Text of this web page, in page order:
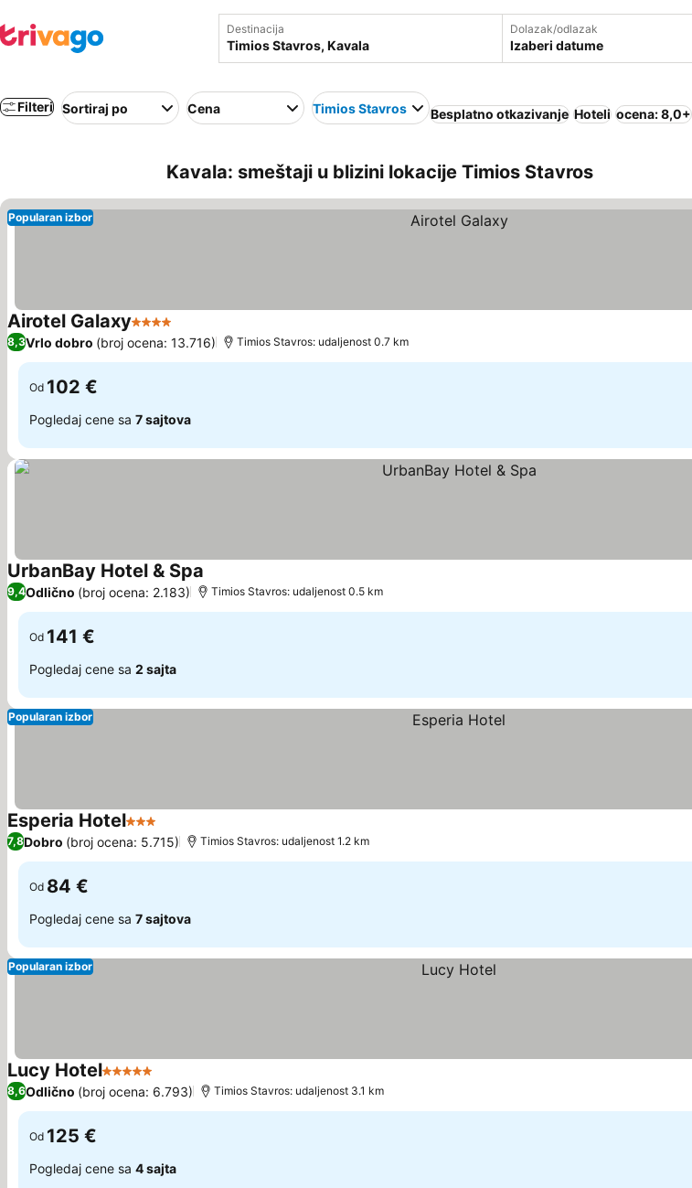
Destinacija Dolazak/odlazak
Izaberi datume
Filteri Sortiraj po Cena Τimios Stavros Besplatno otkazivanje Hoteli ocena: 8,0+
Kavala: smeštaji u blizini lokacije Τimios Stavros
Popularan izbor
Airotel Galaxy4 Zvezdice
8,3Vrlo dobro (broj ocena: 13.716) Τimios Stavros: udaljenost 0.7 km
Od 102 €
Pogledaj cene sa 7 sajtova
UrbanBay Hotel & Spa
9,4Odlično (broj ocena: 2.183) Τimios Stavros: udaljenost 0.5 km
Od 141 €
Pogledaj cene sa 2 sajta
Popularan izbor
Esperia Hotel3 Zvezdice
7,8Dobro (broj ocena: 5.715) Τimios Stavros: udaljenost 1.2 km
Od 84 €
Pogledaj cene sa 7 sajtova
Popularan izbor
Lucy Hotel5 Zvezdice
8,6Odlično (broj ocena: 6.793) Τimios Stavros: udaljenost 3.1 km
Od 125 €
Pogledaj cene sa 4 sajta